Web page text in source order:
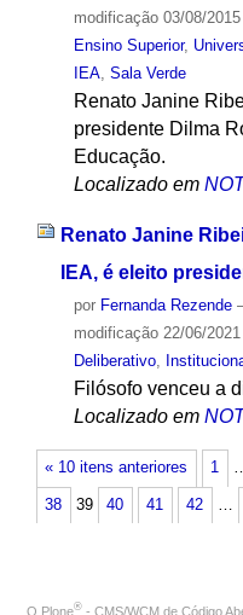
modificação03/08/2015
Ensino Superior,
IEA, Sala Verde
Renato Janine
presidente Dilma
Educação.
Localizado em
Renato Janine
IEA, é eleito
por Fernanda Rezende
modificação22/06/2021
Deliberativo,
Filósofo venceu a
Localizado em
« 10 itens anteriores 1
38 39 40 41 42 …
O Plone® - CMS/WCM de Código